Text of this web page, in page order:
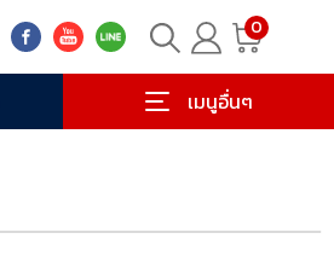
0
เมนูอื่นๆ